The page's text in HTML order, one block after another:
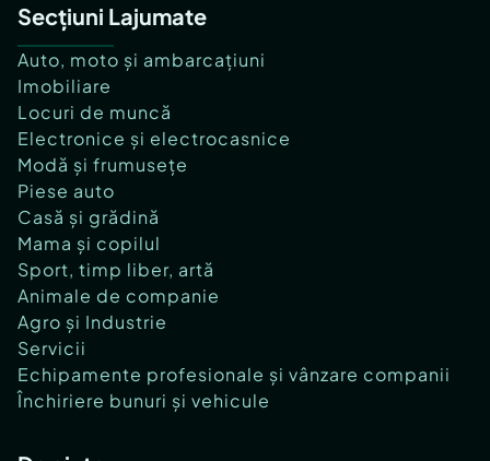
Secțiuni Lajumate
Auto, moto și ambarcațiuni
Imobiliare
Locuri de muncă
Electronice și electrocasnice
Modă și frumusețe
Piese auto
Casă și grădină
Mama și copilul
Sport, timp liber, artă
Animale de companie
Agro și Industrie
Servicii
Echipamente profesionale și vânzare companii
Închiriere bunuri și vehicule